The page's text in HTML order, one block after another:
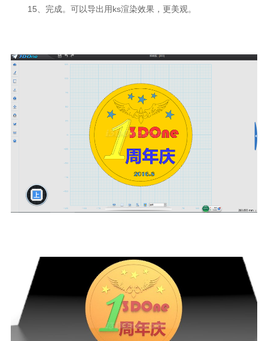
15、完成。可以导出用ks渲染效果，更美观。